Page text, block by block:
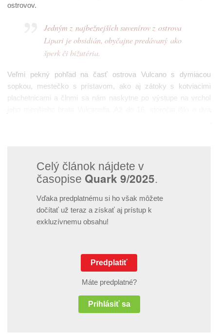
ostrovov.
Jedným z najbežnejších suvenírov z ostrova
Lipari je obsidián, obyčajne predávaný ako
šperk či bižutéria.
Veľmi pekný pohľad na časť ostrova Vulcano s dymiacou
sopkou, mestečko s prístavom, ako aj zátoky s kotviacimi
plachetnicami a člnmi sa nám naskytne po výstupe na vrchol
Celý článok nájdete v
časopise Quark 9/2025.
Vďaka predplatnému si ho však môžete
dočítať už teraz a získať aj prístup k
exkluzívnemu obsahu!
Predplatiť
Máte predplatné?
Prihlásiť sa